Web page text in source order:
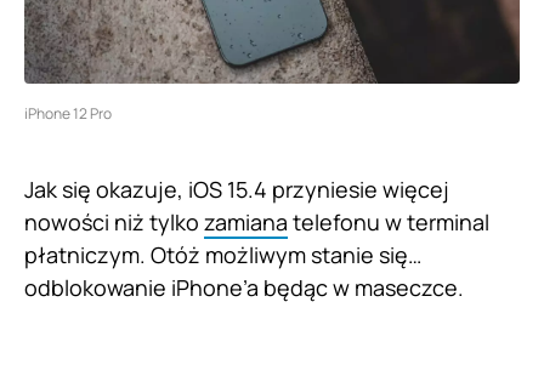
iPhone 12 Pro
Jak się okazuje, iOS 15.4 przyniesie więcej
nowości niż tylko zamiana telefonu w terminal
płatniczym. Otóż możliwym stanie się…
odblokowanie iPhone’a będąc w maseczce.